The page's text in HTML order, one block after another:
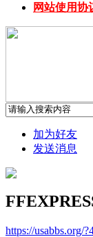
网站使用协
加为好友
发送消息
https://usabbs.org/